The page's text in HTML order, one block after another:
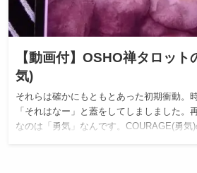
【動画付】OSHO禅タロッ
気)
それらは確かにもともとあった初期衝動。
「それはなー」と蓋をしてしましました。
なのは「勇気」なんです。COURAGE(勇気)